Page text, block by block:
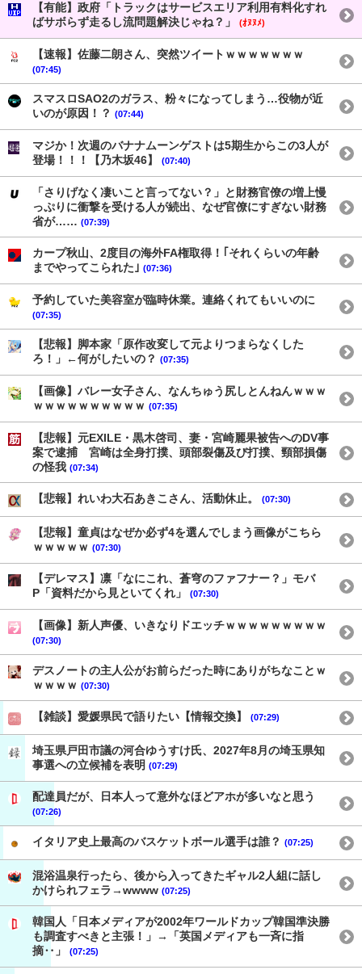
【有能】政府「トラックはサービスエリア利用有料化すれ
ばサボらず走るし流問題解決じゃね？」
(ｵﾇﾇﾒ)
【速報】佐藤二朗さん、突然ツイートｗｗｗｗｗｗｗ
(07:45)
スマスロSAO2のガラス、粉々になってしまう…役物が近
いのが原因！？ (07:44)
マジか！次週のバナナムーンゲストは5期生からこの3人が
登場！！！【乃木坂46】
(07:40)
「さりげなく凄いこと言ってない？」と財務官僚の増上慢
っぷりに衝撃を受ける人が続出、なぜ官僚にすぎない財務
省が…… (07:39)
カープ秋山、2度目の海外FA権取得！｢それくらいの年齢
までやってこられた｣ (07:36)
予約していた美容室が臨時休業。連絡くれてもいいのに
(07:35)
【悲報】脚本家「原作改変して元よりつまらなくした
ろ！」←何がしたいの？ (07:35)
【画像】バレー女子さん、なんちゅう尻しとんねんｗｗｗ
ｗｗｗｗｗｗｗｗｗｗ (07:35)
【悲報】元EXILE・黒木啓司、妻・宮崎麗果被告へのDV事
案で逮捕 宮崎は全身打撲、頭部裂傷及び打撲、頸部損傷
の怪我 (07:34)
【悲報】れいわ大石あきこさん、活動休止。 (07:30)
【悲報】童貞はなぜか必ず4を選んでしまう画像がこちら
ｗｗｗｗｗ (07:30)
【デレマス】凛「なにこれ、蒼穹のファフナー？」モバ
P「資料だから見といてくれ」
(07:30)
【画像】新人声優、いきなりドエッチｗｗｗｗｗｗｗｗｗ
(07:30)
デスノートの主人公がお前らだった時にありがちなことｗ
ｗｗｗｗ (07:30)
【雑談】愛媛県民で語りたい【情報交換】 (07:29)
埼玉県戸田市議の河合ゆうすけ氏、2027年8月の埼玉県知
事選への立候補を表明 (07:29)
配達員だが、日本人って意外なほどアホが多いなと思う
(07:26)
イタリア史上最高のバスケットボール選手は誰？ (07:25)
混浴温泉行ったら、後から入ってきたギャル2人組に話し
かけられフェラ→wwww (07:25)
韓国人「日本メディアが2002年ワールドカップ韓国準決勝
も調査すべきと主張！」→「英国メディアも一斉に指
摘‥」
(07:25)